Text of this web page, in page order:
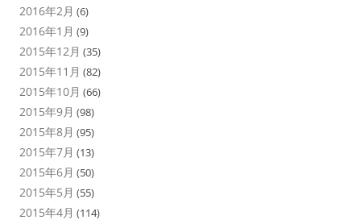
2016年2月 (6)
2016年1月 (9)
2015年12月 (35)
2015年11月 (82)
2015年10月 (66)
2015年9月 (98)
2015年8月 (95)
2015年7月 (13)
2015年6月 (50)
2015年5月 (55)
2015年4月 (114)